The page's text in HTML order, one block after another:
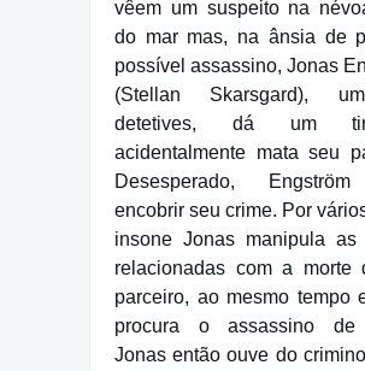
vêem um suspeito na
do mar mas, na ânsia de
possível assassino, Jonas
(Stellan Skarsgard),
detetives, dá um
acidentalmente mata seu
Desesperado,
encobrir seu crime. Por
insone Jonas manipula as
relacionadas com a morte
parceiro, ao mesmo tempo
procura o assassino de
Jonas então ouve do